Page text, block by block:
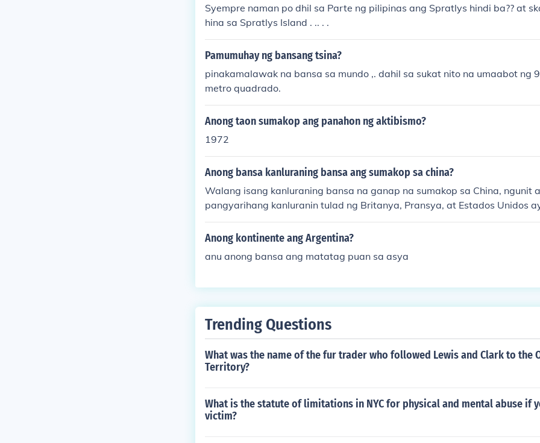
Syempre naman po dhil sa Parte ng pilipinas ang Spratlys hindi ba?? at
hina sa Spratlys Island . .. . .
Pamumuhay ng bansang tsina?
pinakamalawak na bansa sa mundo ,. dahil sa sukat nito na umaabot ng
metro quadrado.
Anong taon sumakop ang panahon ng aktibismo?
1972
Anong bansa kanluraning bansa ang sumakop sa china?
Walang isang kanluraning bansa na ganap na sumakop sa China, ngunit
pangyarihang kanluranin tulad ng Britanya, Pransya, at Estados Unidos
g malaking impluwensya at kontrol sa ilang bahagi ng China sa panahon
maan noong ika-19 na siglo. Ang Britanya, sa partikular, ay nakakuha ng
galakal at presensya sa bansa. Ang mga pangyayaring ito ay nagdulot ng
Anong kontinente ang Argentina?
anu anong bansa ang matatag puan sa asya
Trending Questions
What was the name of the fur trader who followed Lewis and Clark to the
Territory?
What is the statute of limitations in NYC for physical and mental abuse if
victim?